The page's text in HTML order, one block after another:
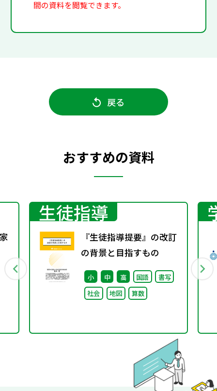
間の資料を閲覧できます。
戻る
おすすめの資料
生徒指導
『生徒指導提要』の改訂
の背景と目指すもの
小 中 高 国語
書写
社会
地図 算数